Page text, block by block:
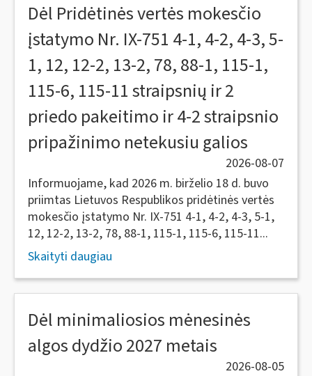
Dėl Pridėtinės vertės mokesčio
įstatymo Nr. IX-751 4-1, 4-2, 4-3, 5-
1, 12, 12-2, 13-2, 78, 88-1, 115-1,
115-6, 115-11 straipsnių ir 2
priedo pakeitimo ir 4-2 straipsnio
pripažinimo netekusiu galios
2026-08-07
Informuojame, kad 2026 m. birželio 18 d. buvo
priimtas Lietuvos Respublikos pridėtinės vertės
mokesčio įstatymo Nr. IX-751 4-1, 4-2, 4-3, 5-1,
12, 12-2, 13-2, 78, 88-1, 115-1, 115-6, 115-11...
Skaityti daugiau
Dėl minimaliosios mėnesinės
algos dydžio 2027 metais
2026-08-05